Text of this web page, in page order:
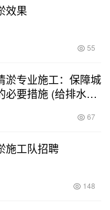
效果
55
淤专业施工：保障城
必要措施 (给排水管
67
施工队招聘
148